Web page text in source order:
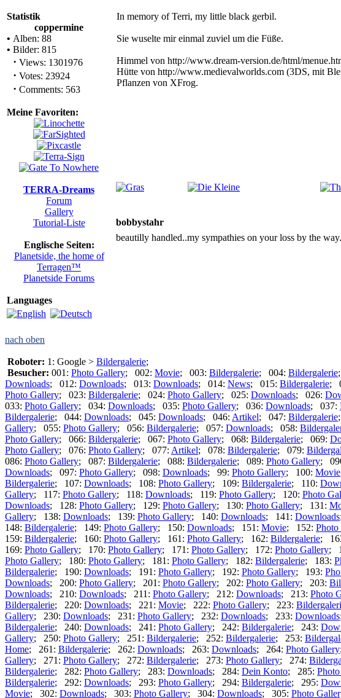
Statistik
coppermine
• Alben: 88
• Bilder: 815
· Views: 1301976
· Votes: 23924
· Comments: 563
Meine Favoriten:
TERRA-Dreams
Forum
Gallery
Tutorial-Liste
Englische Seiten:
Planetside, the home of
Terragen™
Planetside Forums
Languages
In memory of Terri, my little black gerbil.
Sie wuselte mir einmal zuviel um die Füße.
Himmel von http://www.dream-version.de/html/
Hütte von http://www.medievalworlds.com (3DS, mit
Pflanzen von XFrog.
bobbystahr
beautilly handled..my sympathies on your loss by the
nach oben
Roboter: 1: Google > Bildergalerie;
Besucher: 001: Photo Gallery; 002: Movie; 003: Bildergalerie; 004: Bildergalerie
Downloads; 012: Downloads; 013: Downloads; 014: News; 015: Bildergalerie;
Photo Gallery; 023: Bildergalerie; 024: Photo Gallery; 025: Downloads; 026:
033: Photo Gallery; 034: Downloads; 035: Photo Gallery; 036: Downloads; 037:
Bildergalerie; 044: Downloads; 045: Downloads; 046: Artikel; 047: Bildergalerie
Gallery; 055: Photo Gallery; 056: Bildergalerie; 057: Downloads; 058:
Photo Gallery; 066: Bildergalerie; 067: Photo Gallery; 068: Bildergalerie; 069:
Photo Gallery; 076: Photo Gallery; 077: Artikel; 078: Bildergalerie; 079:
086: Photo Gallery; 087: Bildergalerie; 088: Bildergalerie; 089: Photo Gallery;
Downloads; 097: Photo Gallery; 098: Downloads; 99: Photo Gallery; 100: Movie
Bildergalerie; 107: Downloads; 108: Photo Gallery; 109: Bildergalerie; 110:
Gallery; 117: Photo Gallery; 118: Downloads; 119: Photo Gallery; 120: Photo
Downloads; 128: Photo Gallery; 129: Photo Gallery; 130: Photo Gallery; 131:
Gallery; 138: Downloads; 139: Photo Gallery; 140: Downloads; 141: Downloads
148: Bildergalerie; 149: Photo Gallery; 150: Downloads; 151: Movie; 152:
159: Bildergalerie; 160: Photo Gallery; 161: Photo Gallery; 162: Bildergalerie;
169: Photo Gallery; 170: Photo Gallery; 171: Photo Gallery; 172: Photo Gallery;
Photo Gallery; 180: Photo Gallery; 181: Photo Gallery; 182: Bildergalerie; 183:
Bildergalerie; 190: Downloads; 191: Photo Gallery; 192: Photo Gallery; 193:
Downloads; 200: Photo Gallery; 201: Photo Gallery; 202: Photo Gallery; 203:
Downloads; 210: Downloads; 211: Photo Gallery; 212: Downloads; 213: Photo
Bildergalerie; 220: Downloads; 221: Movie; 222: Photo Gallery; 223:
Gallery; 230: Downloads; 231: Photo Gallery; 232: Downloads; 233: Downloads
Bildergalerie; 240: Downloads; 241: Photo Gallery; 242: Bildergalerie; 243:
Gallery; 250: Photo Gallery; 251: Bildergalerie; 252: Bildergalerie; 253:
Home; 261: Bildergalerie; 262: Downloads; 263: Downloads; 264: Photo Gallery
Gallery; 271: Photo Gallery; 272: Bildergalerie; 273: Photo Gallery; 274:
Bildergalerie; 282: Photo Gallery; 283: Downloads; 284: Dein Konto; 285:
Bildergalerie; 292: Downloads; 293: Photo Gallery; 294: Bildergalerie; 295:
Movie; 302: Downloads; 303: Photo Gallery; 304: Downloads; 305: Photo